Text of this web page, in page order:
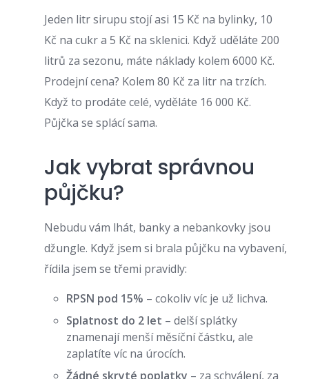
Jeden litr sirupu stojí asi 15 Kč na bylinky, 10
Kč na cukr a 5 Kč na sklenici. Když uděláte 200
litrů za sezonu, máte náklady kolem 6000 Kč.
Prodejní cena? Kolem 80 Kč za litr na trzích.
Když to prodáte celé, vyděláte 16 000 Kč.
Půjčka se splácí sama.
Jak vybrat správnou
půjčku?
Nebudu vám lhát, banky a nebankovky jsou
džungle. Když jsem si brala půjčku na vybavení,
řídila jsem se třemi pravidly:
RPSN pod 15% – cokoliv víc je už lichva.
Splatnost do 2 let – delší splátky
znamenají menší měsíční částku, ale
zaplatíte víc na úrocích.
Žádné skryté poplatky – za schválení, za